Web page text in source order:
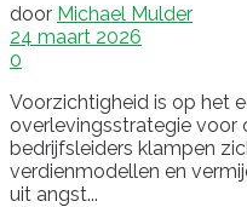
door Michael Mulder
24 maart 2026
0
Voorzichtigheid is op het
overlevingsstrategie voor
bedrijfsleiders klampen
verdienmodellen en
uit angst...